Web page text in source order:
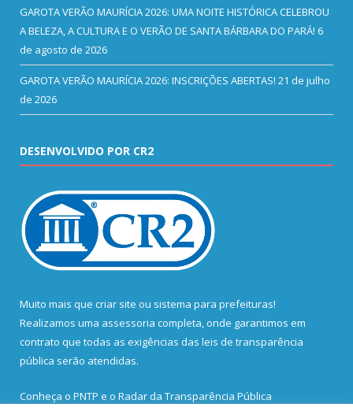
GAROTA VERÃO MAURÍCIA 2026: UMA NOITE HISTÓRICA CELEBROU
A BELEZA, A CULTURA E O VERÃO DE SANTA BÁRBARA DO PARÁ! 6
de agosto de 2026
GAROTA VERÃO MAURÍCIA 2026: INSCRIÇÕES ABERTAS! 21 de julho
de 2026
DESENVOLVIDO POR CR2
Muito mais que criar site ou sistema para prefeituras!
Realizamos uma assessoria completa, onde garantimos em
contrato que todas as exigências das leis de transparência
pública serão atendidas.
Conheça o PNTP e o Radar da Transparência Pública